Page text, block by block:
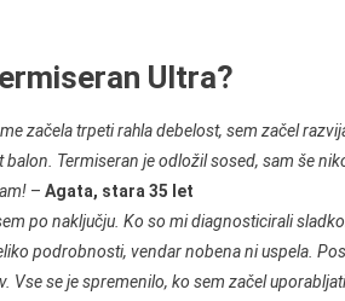
Ultra?
začela trpeti rahla debelost, sem začel
Termiseran je odložil sosed, sam še
– Agata, stara 35 let
po naključju. Ko so mi diagnosticirali
podrobnosti, vendar nobena ni uspela.
se je spremenilo, ko sem začel